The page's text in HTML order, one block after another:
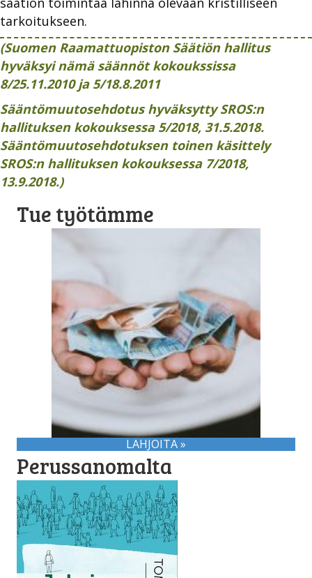
tarkoitukseen.
(Suomen Raamattuopiston Säätiön hallitus
hyväksyi nämä säännöt kokoukssissa
8/25.11.2010 ja 5/18.8.2011
Sääntömuutosehdotus hyväksytty SROS:n
hallituksen kokouksessa 5/2018, 31.5.2018.
Sääntömuutosehdotuksen toinen käsittely
SROS:n hallituksen kokouksessa 7/2018,
13.9.2018.)
Tue työtämme
LAHJOITA »
Perussanomalta